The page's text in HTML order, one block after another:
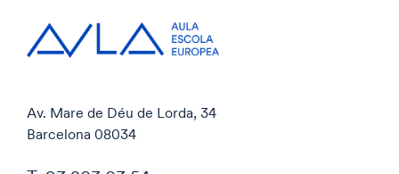
Av. Mare de Déu de Lorda, 34
Barcelona 08034